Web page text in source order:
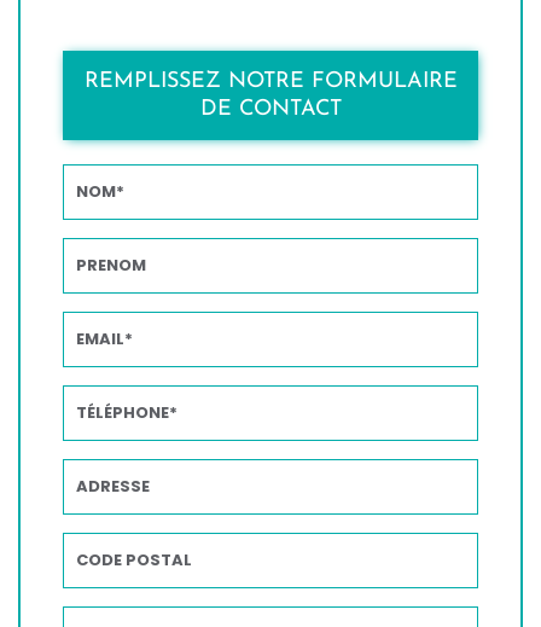
REMPLISSEZ NOTRE FORMULAIRE
DE CONTACT